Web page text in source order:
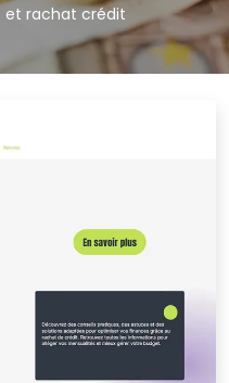
et rachat crédit